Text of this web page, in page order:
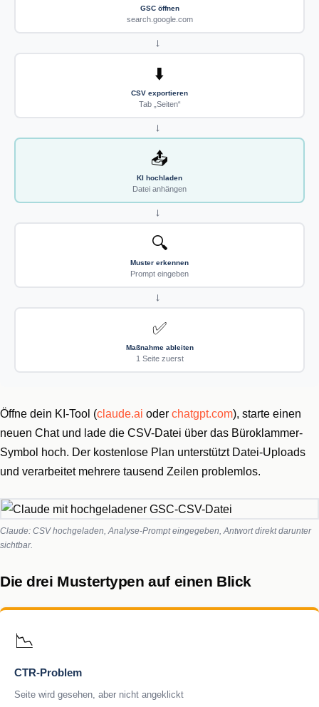
GSC öffnen
search.google.com
→
⬇️
CSV exportieren
Tab „Seiten“
→
📤
KI hochladen
Datei anhängen
→
🔍
Muster erkennen
Prompt eingeben
→
✅
Maßnahme ableiten
1 Seite zuerst
Öffne dein KI-Tool (claude.ai oder chatgpt.com), starte einen
neuen Chat und lade die CSV-Datei über das Büroklammer-
Symbol hoch. Der kostenlose Plan unterstützt Datei-Uploads
und verarbeitet mehrere tausend Zeilen problemlos.
Claude: CSV hochgeladen, Analyse-Prompt eingegeben, Antwort direkt darunter
sichtbar.
Die drei Mustertypen auf einen Blick
📉
CTR-Problem
Seite wird gesehen, aber nicht angeklickt